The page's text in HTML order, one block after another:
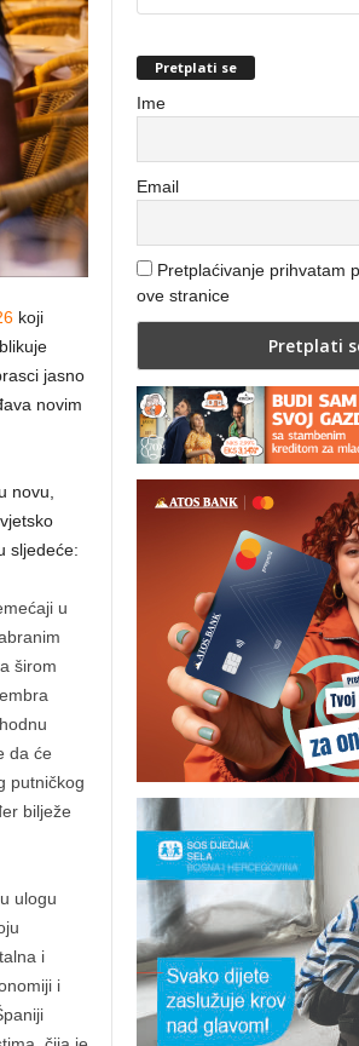
koji
jasno
novim
novu,
sljedeće:
u
širom
da će
putničkog
bilježe
ulogu
i
i
Pretplati se
Ime
Email
Pretplaćivanje prihvatam
ove stranice